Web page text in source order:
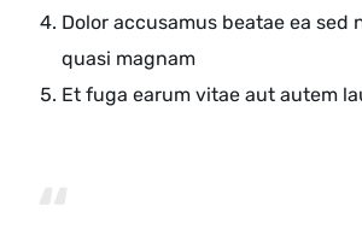
Dolor accusamus beatae ea sed
quasi magnam
Et fuga earum vitae aut autem